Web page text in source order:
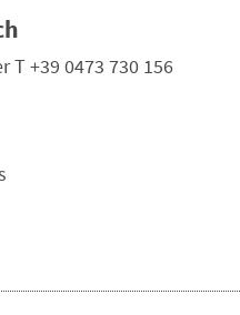
+39 0473 730 156